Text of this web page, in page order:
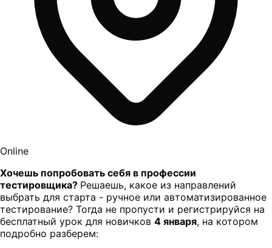
Online
Хочешь попробовать себя в профессии
тестировщика? Решаешь, какое из направлений
выбрать для старта - ручное или автоматизированное
тестирование? Тогда не пропусти и регистрируйся на
бесплатный урок для новичков 4 января, на котором
подробно разберем: